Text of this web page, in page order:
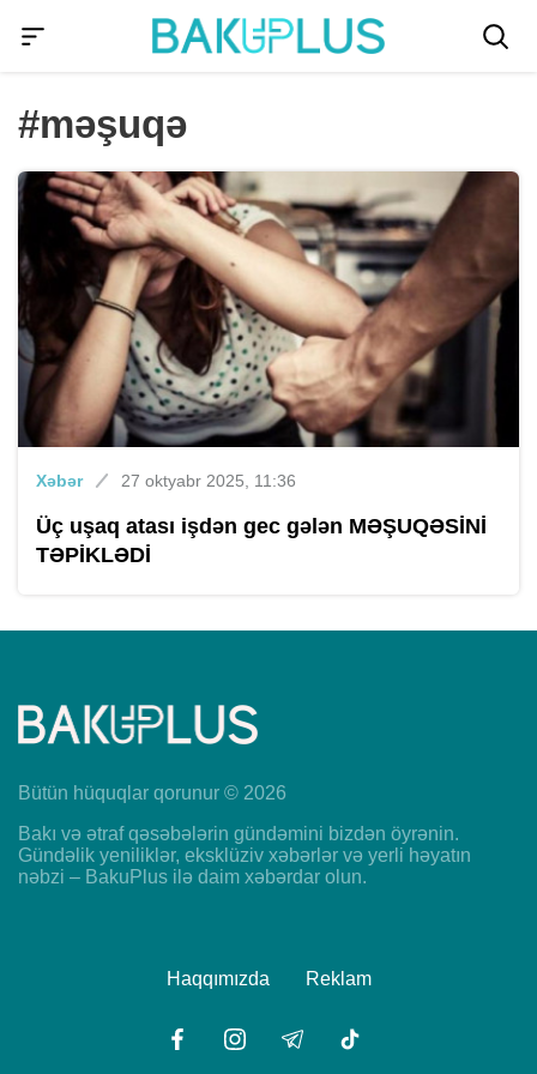
#məşuqə
Xəbər 27 oktyabr 2025, 11:36
Üç uşaq atası işdən gec gələn MƏŞUQƏSİNİ
TƏPİKLƏDİ
Bütün hüquqlar qorunur © 2026
Bakı və ətraf qəsəbələrin gündəmini bizdən öyrənin.
Gündəlik yeniliklər, eksklüziv xəbərlər və yerli həyatın
nəbzi – BakuPlus ilə daim xəbərdar olun.
Haqqımızda Reklam